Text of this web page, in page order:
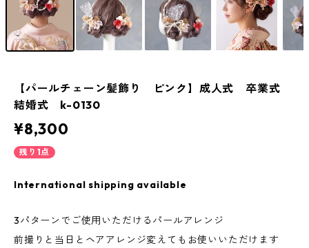
【パールチェーン髪飾り ピンク】成人式 卒業式
結婚式 k-0130
¥8,300
残り1点
International shipping available
3パターンでご使用いただけるパールアレンジ
前撮りと当日とヘアアレンジ変えてもお使いいただけます